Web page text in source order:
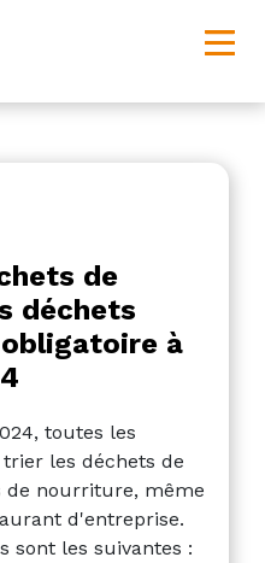
de
déchets
à
toutes les
les déchets de
de nourriture, même
d'entreprise.
sont les suivantes :